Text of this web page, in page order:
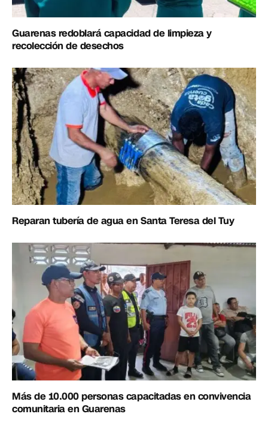
Guarenas redoblará capacidad de limpieza y
recolección de desechos
Reparan tubería de agua en Santa Teresa del Tuy
Más de 10.000 personas capacitadas en convivencia
comunitaria en Guarenas